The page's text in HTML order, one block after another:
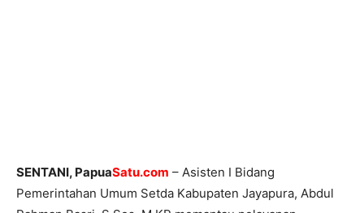
SENTANI, PapuaSatu.com – Asisten I Bidang
Pemerintahan Umum Setda Kabupaten Jayapura, Abdul